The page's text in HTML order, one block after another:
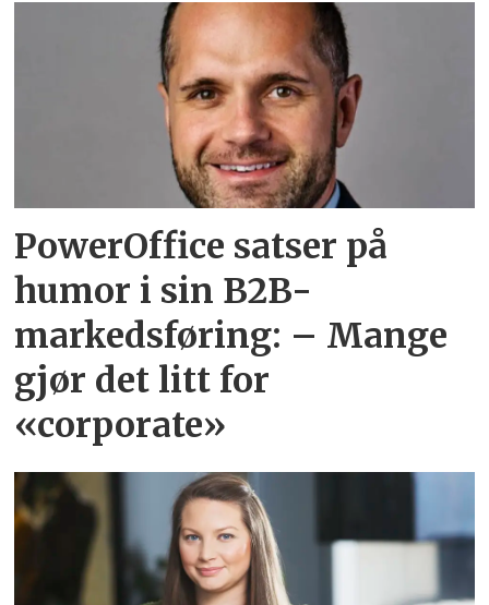
PowerOffice satser på
humor i sin B2B-
markedsføring: – Mange
gjør det litt for
«corporate»